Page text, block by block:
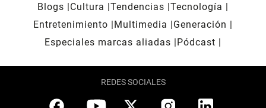
Blogs
Cultura Tendencias Tecnología
Entretenimiento
Multimedia
Generación
Especiales marcas aliadas
Pódcast
REDES SOCIALES